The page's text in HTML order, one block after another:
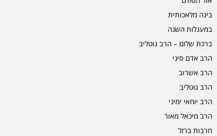
בינה מלאכותית
במעגלות השנה
ברכת שלום – הרב גוטליב
הרב אדם סיני
הרב אשרוב
הרב גוטליב
הרב יוחאי ימיני
הרב מיכאל מאור
חרבות ברזל